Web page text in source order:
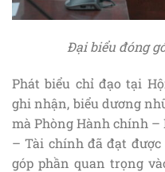
Đại biểu đóng
Phát biểu chỉ đạo tại
ghi nhận, biểu dương
mà Phòng Hành chính –
– Tài chính đã đạt
góp phần quan trọng